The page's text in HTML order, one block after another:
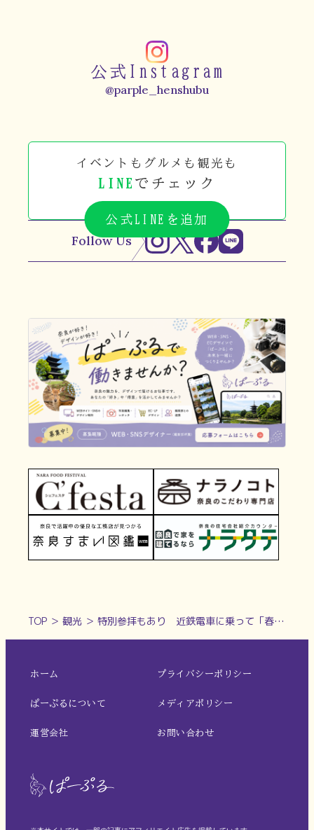
公式Instagram
@parple_henshubu
イベントもグルメも観光も
LINE でチェック
公式LINEを追加
Follow Us
TOP ＞ 観光 ＞ 特別参拝もあり 近鉄電車に乗って「春日若宮お砂持ち」行事に参加しよう！【春日大社｜奈良市】
ホーム
ぱーぷるについて
運営会社
プライバシーポリシー
メディアポリシー
お問い合わせ